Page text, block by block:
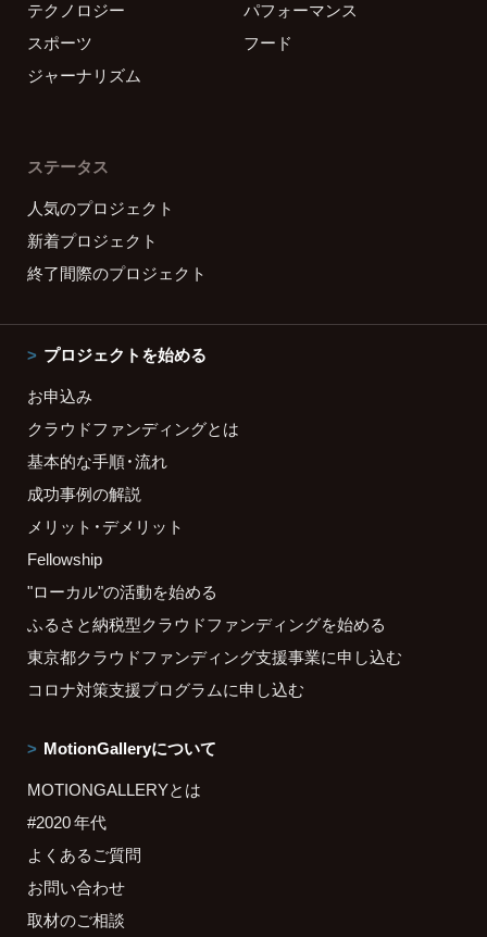
テクノロジー
パフォーマンス
スポーツ
フード
ジャーナリズム
ステータス
人気のプロジェクト
新着プロジェクト
終了間際のプロジェクト
プロジェクトを始める
お申込み
クラウドファンディングとは
基本的な手順・流れ
成功事例の解説
メリット・デメリット
Fellowship
"ローカル"の活動を始める
ふるさと納税型クラウドファンディングを始める
東京都クラウドファンディング支援事業に申し込む
コロナ対策支援プログラムに申し込む
MotionGalleryについて
MOTIONGALLERYとは
#2020 年代
よくあるご質問
お問い合わせ
取材のご相談